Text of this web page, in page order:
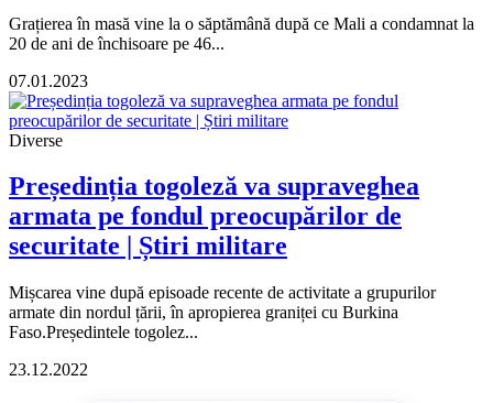
Grațierea în masă vine la o săptămână după ce Mali a condamnat la
20 de ani de închisoare pe 46...
07.01.2023
Diverse
Președinția togoleză va supraveghea
armata pe fondul preocupărilor de
securitate | Știri militare
Mișcarea vine după episoade recente de activitate a grupurilor
armate din nordul țării, în apropierea graniței cu Burkina
Faso.Președintele togolez...
23.12.2022